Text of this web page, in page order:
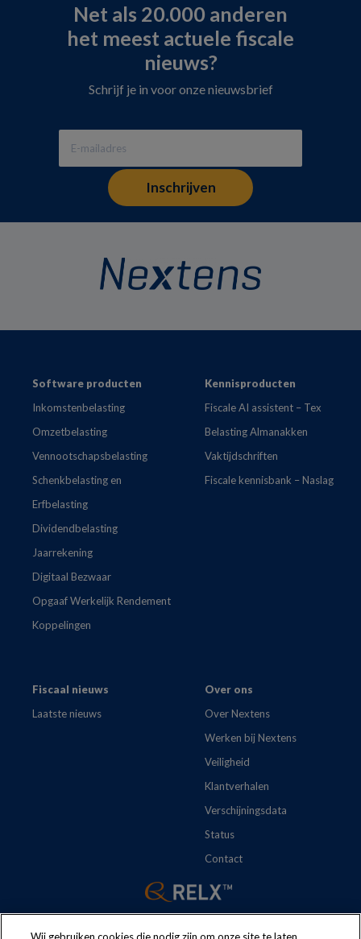
Net als 20.000 anderen
het meest actuele fiscale
nieuws?
Schrijf je in voor onze nieuwsbrief
FooterSoftware producten
Inkomstenbelasting
Omzetbelasting
Vennootschapsbelasting
Schenkbelasting en
Erfbelasting
Dividendbelasting
Jaarrekening
Digitaal Bezwaar
Opgaaf Werkelijk Rendement
Koppelingen
Kennisproducten
Fiscale AI assistent – Tex
Belasting Almanakken
Vaktijdschriften
Fiscale kennisbank – Naslag
Fiscaal nieuws
Laatste nieuws
Over ons
Over Nextens
Werken bij Nextens
Veiligheid
Klantverhalen
Verschijningsdata
Status
Contact